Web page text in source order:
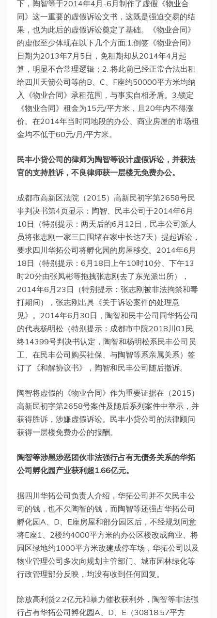
下，陶智等于2014年4月-6月制作了虚假《物业合
同》这一重要的虚假诉讼文书，这既是强迫交易的结
果，也为此后的虚假诉讼奠定了基础。《物业合同》
的虚假至少体现在以下几个方面:1.倒签《物业合同》
日期为2013年7月5日，免租期却从2014年4月起
算，明显不合常理逻辑；2. 将此前已经正常合法出租
给四川天箭公司等的B、C、F座约50000平方米均纳
入《物业合同》承租范围，与事实自相矛盾。3.锁定
《物业合同》租金为15元/平方米，且20年内不得涨
价。在2014年当时同地段的办公、商业房屋的市场租
金均不低于60元/月/平方米。
民丰小贷公司的律师为陶智等设计虚假诉讼，并获法
官的支持胜诉，不良律师获一层楼无免费办公。
成都市高新区法院（2015）高新民初字第2658号民
事判决书第4页显示：陶智、民丰公司于2014年6月
10日（特别提示：两天后的6月12日，民丰公司派人
员将张志刚一家三口围堵在家中长达7天）提起诉讼，
要求四川华拓公司将孵化园的房屋移交。2014年6月
18日（特别提示：6月18日上午10时10分、下午13
时20分由张凤彬等拖拽张志刚去了东光派出所），
2014年6月23日（特别提示：张志刚被非法拘禁和毒
打期间），张志刚出具《关于诉讼案件的处理意
见》。2014年6月30日，陶智和民丰公司同华拓公司
的代表杨明松（特别提示：成都市中院2018川01民
终14399号判决书认定，陶智和杨明松系民丰公司员
工、在民丰公司购买社保、与陶智等系亲属关系）签
订了《和解协议书》，陶智和民丰公司随后撤诉。
陶智将虚假的《物业合同》作为重要证据在（2015）
高新民初字第2658号案件及随后系列案件中举示，并
获得胜诉，涉嫌虚假诉讼。民丰小贷公司的法律顾问
获得一层楼免费办公的报酬。
陶智等涉黑涉恶团伙非法强行占有无债务关系的华拓
公司孵化园产业获利超1.66亿元。
据四川华拓公司负责人介绍，华拓公司并不欠民丰公
司的钱，也不欠陶智的钱，而陶智等还强占华拓公司
孵化园A、D、E座房屋和部分园区后，不经规划同意
将E座1、2楼约4000平方米的办公区楼改成商业、将
园区绿地约1000平方米改建成停车场，华拓公司以及
物业管理公司多次向规划主管部门、城市园林绿化等
行政管理部分反映，均没有收到任何回复。
除放高利贷2.2亿元和暴力催收获利外，陶智等非法强
行占有华拓公司孵化园A、D、E（30818.57平方